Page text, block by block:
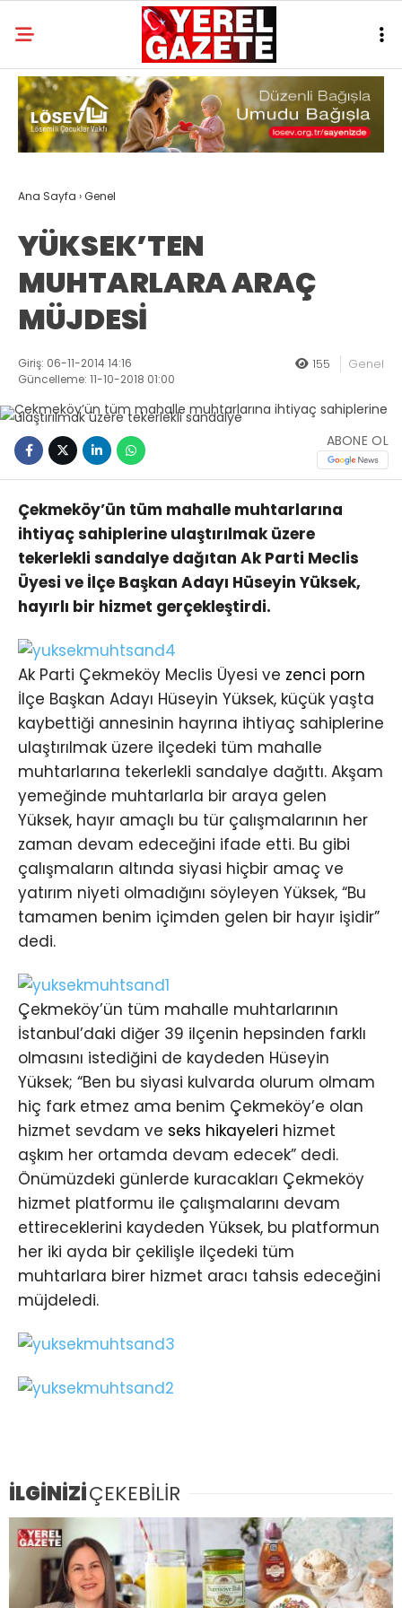
Ana Sayfa ›Genel
YÜKSEK’TEN
MUHTARLARA ARAÇ
MÜJDESİ
Giriş: 06-11-2014 14:16
Güncelleme: 11-10-2018 01:00
155 Genel
ABONE OL
Çekmeköy’ün tüm mahalle muhtarlarına
ihtiyaç sahiplerine ulaştırılmak üzere
tekerlekli sandalye dağıtan Ak Parti Meclis
Üyesi ve İlçe Başkan Adayı Hüseyin Yüksek,
hayırlı bir hizmet gerçekleştirdi.
Ak Parti Çekmeköy Meclis Üyesi ve zenci porn
İlçe Başkan Adayı Hüseyin Yüksek, küçük yaşta
kaybettiği annesinin hayrına ihtiyaç sahiplerine
ulaştırılmak üzere ilçedeki tüm mahalle
muhtarlarına tekerlekli sandalye dağıttı. Akşam
yemeğinde muhtarlarla bir araya gelen
Yüksek, hayır amaçlı bu tür çalışmalarının her
zaman devam edeceğini ifade etti. Bu gibi
çalışmaların altında siyasi hiçbir amaç ve
yatırım niyeti olmadığını söyleyen Yüksek, “Bu
tamamen benim içimden gelen bir hayır işidir”
dedi.
Çekmeköy’ün tüm mahalle muhtarlarının
İstanbul’daki diğer 39 ilçenin hepsinden farklı
olmasını istediğini de kaydeden Hüseyin
Yüksek; “Ben bu siyasi kulvarda olurum olmam
hiç fark etmez ama benim Çekmeköy’e olan
hizmet sevdam ve seks hikayeleri hizmet
aşkım her ortamda devam edecek” dedi.
Önümüzdeki günlerde kuracakları Çekmeköy
hizmet platformu ile çalışmalarını devam
ettireceklerini kaydeden Yüksek, bu platformun
her iki ayda bir çekilişle ilçedeki tüm
muhtarlara birer hizmet aracı tahsis edeceğini
müjdeledi.
İLGİNİZİÇEKEBİLİR